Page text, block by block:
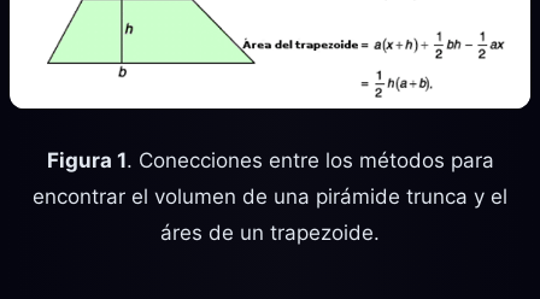
Figura 1. Conecciones entre los métodos para
encontrar el volumen de una pirámide trunca y el
áres de un trapezoide.